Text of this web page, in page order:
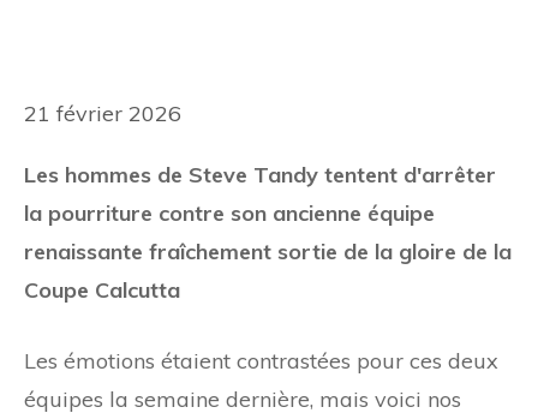
21 février 2026
Les hommes de Steve Tandy tentent d'arrêter
la pourriture contre son ancienne équipe
renaissante fraîchement sortie de la gloire de la
Coupe Calcutta
Les émotions étaient contrastées pour ces deux
équipes la semaine dernière, mais voici nos